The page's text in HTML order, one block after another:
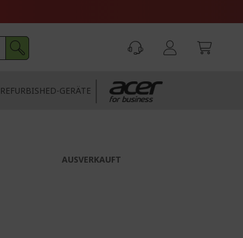
REFURBISHED-GERÄTE
AUSVERKAUFT